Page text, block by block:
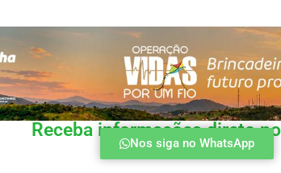
Receba informações direto
Nos siga no WhatsApp